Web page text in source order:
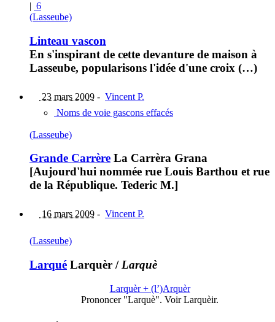
| 6
(Lasseube)
Linteau vascon
En s'inspirant de cette devanture de maison à
Lasseube, popularisons l'idée d'une croix (…)
23 mars 2009 - Vincent P.
Noms de voie gascons effacés
(Lasseube)
Grande Carrère La Carrèra Grana
[Aujourd'hui nommée rue Louis Barthou et rue
de la République. Tederic M.]
16 mars 2009 - Vincent P.
(Lasseube)
Larqué Larquèr / Larquè
Larquèr + (l’)Arquèr
Prononcer "Larquè". Voir Larquèir.